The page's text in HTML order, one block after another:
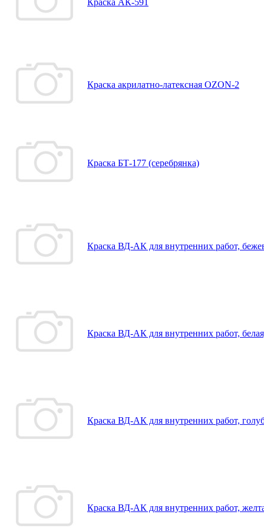
Краска акрилатно-латексная OZON-2
Краска БТ-177 (серебрянка)
Краска ВД-АК для внутренних работ,
Краска ВД-АК для внутренних работ,
Краска ВД-АК для внутренних работ,
Краска ВД-АК для внутренних работ,